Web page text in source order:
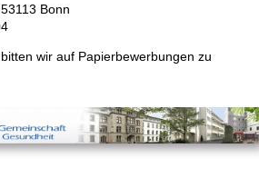
Bonn
wir auf Papierbewerbungen zu